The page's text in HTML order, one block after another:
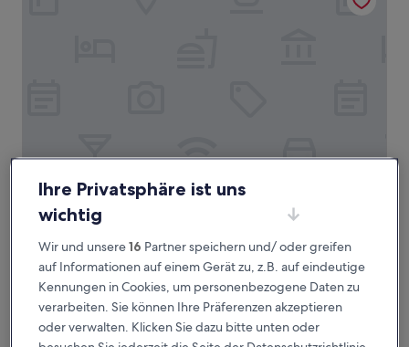
Comfort Hotel Tsubamesanjo
Comfort Hotel Tsubamesanjo
3.0-
Sterne-
Unterkunft
Sanjo
8.6
von
Hervorragend,
(210
8,6/10 Hervorragend (210 Bewertungen)
Der
Preis
47 €
23. Aug.–24. Aug.
Ihre Privatsphäre ist uns
wichtig
Wir und unsere16 Partner speichern und/ oder greifen
auf Informationen auf einem Gerät zu, z.B. auf eindeutige
Kennungen in Cookies, um personenbezogene Daten zu
verarbeiten. Sie können Ihre Präferenzen akzeptieren
oder verwalten. Klicken Sie dazu bitte unten oder